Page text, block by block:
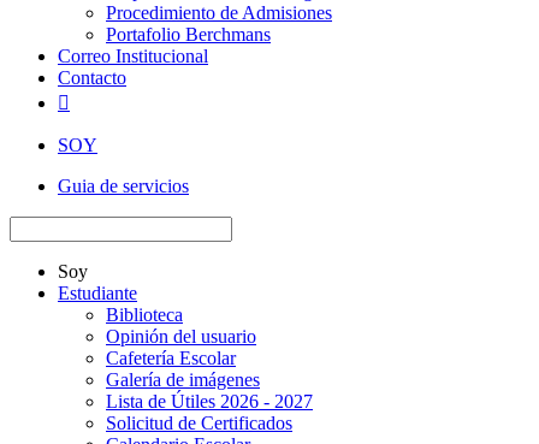
Procedimiento de Admisiones
Portafolio Berchmans
Correo Institucional
Contacto

SOY
Guia de servicios
Soy
Estudiante
Biblioteca
Opinión del usuario
Cafetería Escolar
Galería de imágenes
Lista de Útiles 2026 - 2027
Solicitud de Certificados